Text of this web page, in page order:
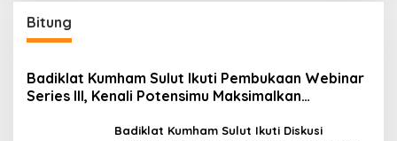
Bitung
Badiklat Kumham Sulut Ikuti Pembukaan Webinar
Series III, Kenali Potensimu Maksimalkan
Badiklat Kumham Sulut Ikuti Diskusi